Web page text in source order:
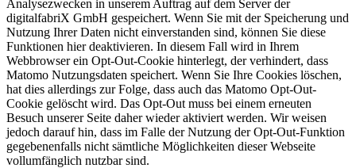
Analysezwecken in unserem Auftrag auf dem Server der
digitalfabriX GmbH gespeichert. Wenn Sie mit der Speicherung und
Nutzung Ihrer Daten nicht einverstanden sind, können Sie diese
Funktionen hier deaktivieren. In diesem Fall wird in Ihrem
Webbrowser ein Opt-Out-Cookie hinterlegt, der verhindert, dass
Matomo Nutzungsdaten speichert. Wenn Sie Ihre Cookies löschen,
hat dies allerdings zur Folge, dass auch das Matomo Opt-Out-
Cookie gelöscht wird. Das Opt-Out muss bei einem erneuten
Besuch unserer Seite daher wieder aktiviert werden. Wir weisen
jedoch darauf hin, dass im Falle der Nutzung der Opt-Out-Funktion
gegebenenfalls nicht sämtliche Möglichkeiten dieser Webseite
vollumfänglich nutzbar sind.